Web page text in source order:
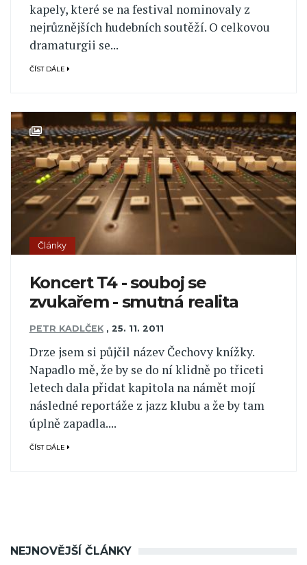
kapely, které se na festival nominovaly z
nejrůznějších hudebních soutěží. O celkovou
dramaturgii se...
ČÍST DÁLE
Články
Koncert T4 - souboj se
zvukařem - smutná realita
PETR KADLČEK , 25. 11. 2011
Drze jsem si půjčil název Čechovy knížky.
Napadlo mě, že by se do ní klidně po třiceti
letech dala přidat kapitola na námět mojí
následné reportáže z jazz klubu a že by tam
úplně zapadla....
ČÍST DÁLE
NEJNOVĚJŠÍ ČLÁNKY